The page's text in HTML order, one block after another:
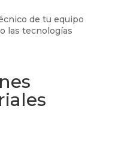
de tu equipo
las tecnologías